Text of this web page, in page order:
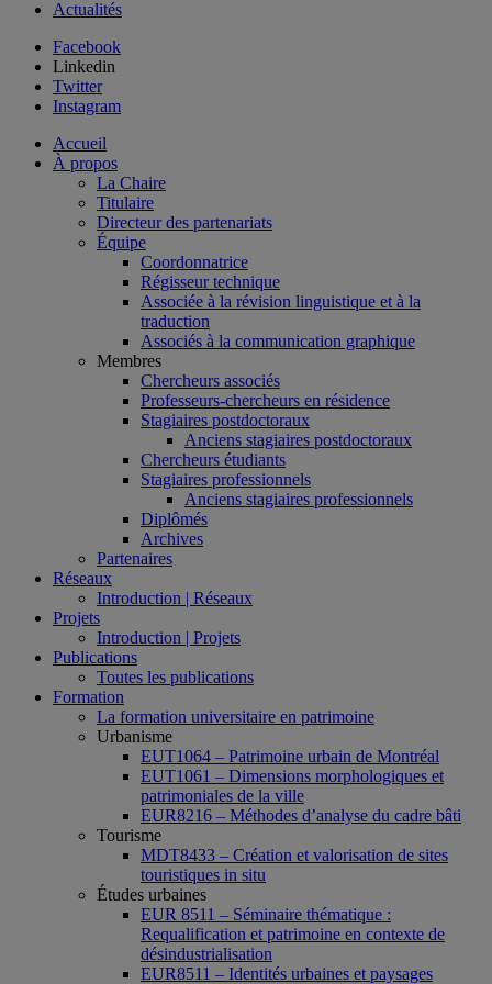
Actualités
Facebook
Linkedin
Twitter
Instagram
Accueil
À propos
La Chaire
Titulaire
Directeur des partenariats
Équipe
Coordonnatrice
Régisseur technique
Associée à la révision linguistique et à la
traduction
Associés à la communication graphique
Membres
Chercheurs associés
Professeurs-chercheurs en résidence
Stagiaires postdoctoraux
Anciens stagiaires postdoctoraux
Chercheurs étudiants
Stagiaires professionnels
Anciens stagiaires professionnels
Diplômés
Archives
Partenaires
Réseaux
Introduction | Réseaux
Projets
Introduction | Projets
Publications
Toutes les publications
Formation
La formation universitaire en patrimoine
Urbanisme
EUT1064 – Patrimoine urbain de Montréal
EUT1061 – Dimensions morphologiques et
patrimoniales de la ville
EUR8216 – Méthodes d’analyse du cadre bâti
Tourisme
MDT8433 – Création et valorisation de sites
touristiques in situ
Études urbaines
EUR 8511 – Séminaire thématique :
Requalification et patrimoine en contexte de
désindustrialisation
EUR8511 – Identités urbaines et paysages